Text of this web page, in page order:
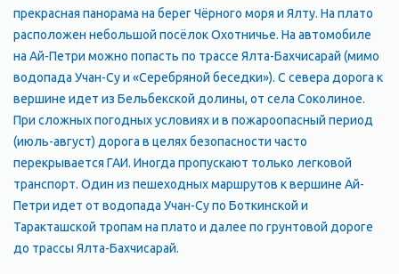
прекрасная панорама на берег Чёрного моря и Ялту. На плато
расположен небольшой посёлок Охотничье. На автомобиле
на Ай-Петри можно попасть по трассе Ялта-Бахчисарай (мимо
водопада Учан-Су и «Серебряной беседки»). С севера дорога к
вершине идет из Бельбекской долины, от села Соколиное.
При сложных погодных условиях и в пожароопасный период
(июль-август) дорога в целях безопасности часто
перекрывается ГАИ. Иногда пропускают только легковой
транспорт. Один из пешеходных маршрутов к вершине Ай-
Петри идет от водопада Учан-Су по Боткинской и
Таракташской тропам на плато и далее по грунтовой дороге
до трассы Ялта-Бахчисарай.